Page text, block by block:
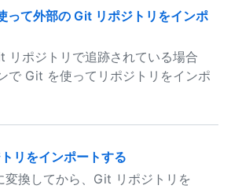
って外部の Git リポジトリをインポ
リポジトリで追跡されている場合
で Git を使ってリポジトリをインポ
リをインポートする
変換してから、Git リポジトリを